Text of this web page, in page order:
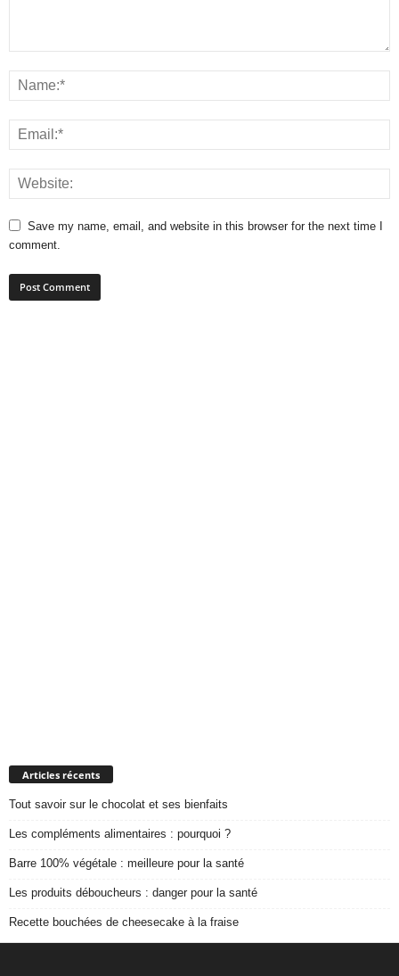
Save my name, email, and website in this browser for the next time I
comment.
Articles récents
Tout savoir sur le chocolat et ses bienfaits
Les compléments alimentaires : pourquoi ?
Barre 100% végétale : meilleure pour la santé
Les produits déboucheurs : danger pour la santé
Recette bouchées de cheesecake à la fraise